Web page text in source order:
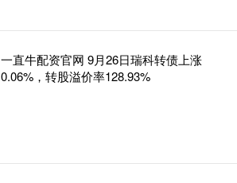
一直牛配资官网 9月26日瑞科转债上涨
0.06%，转股溢价率128.93%